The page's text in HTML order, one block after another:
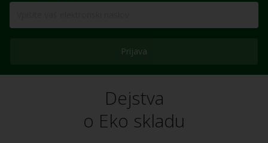
Prijava
Dejstva
o Eko skladu